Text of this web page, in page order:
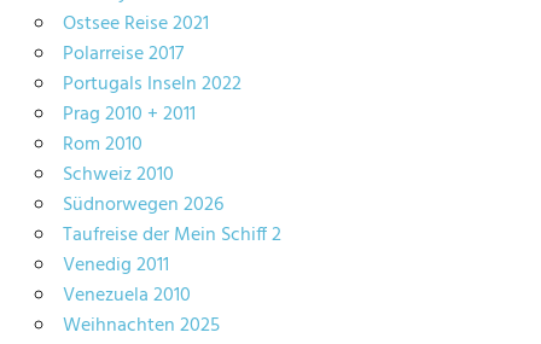
Ostsee Reise 2021
Polarreise 2017
Portugals Inseln 2022
Prag 2010 + 2011
Rom 2010
Schweiz 2010
Südnorwegen 2026
Taufreise der Mein Schiff 2
Venedig 2011
Venezuela 2010
Weihnachten 2025